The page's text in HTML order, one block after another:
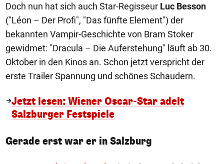
Doch nun hat sich auch Star-Regisseur Luc Besson
("Léon – Der Profi", "Das fünfte Element") der
bekannten Vampir-Geschichte von Bram Stoker
gewidmet: "Dracula – Die Auferstehung" läuft ab 30.
Oktober in den Kinos an. Schon jetzt verspricht der
erste Trailer Spannung und schönes Schaudern.
Jetzt lesen: Wiener Oscar-Star adelt
Salzburger Festspiele
Gerade erst war er in Salzburg